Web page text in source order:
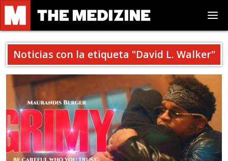
Noticias con la etiqueta "David L. Walker"